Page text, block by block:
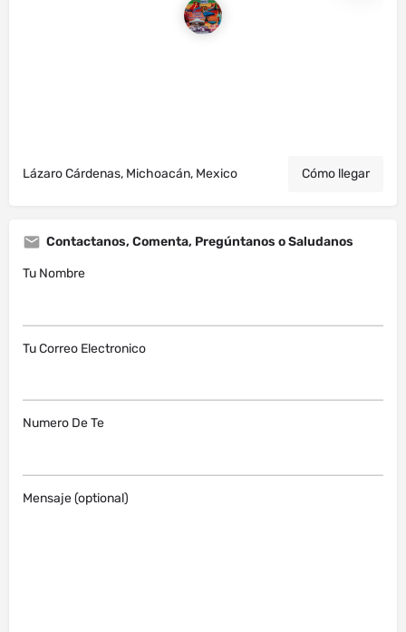
Lázaro Cárdenas, Michoacán, Mexico Cómo llegar
Contactanos, Comenta, Pregúntanos o Saludanos
Tu Nombre
Tu Correo Electronico
Numero De Te
Mensaje (optional)